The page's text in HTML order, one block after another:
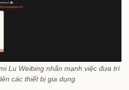
Lu Weibing nhấn mạnh việc đưa trí
các thiết bị gia dụng